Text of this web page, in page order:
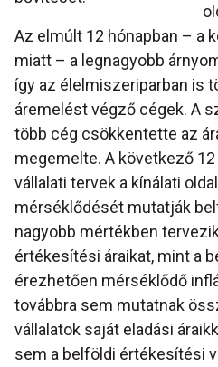
Az elmúlt 12 hónapban – a
miatt – a legnagyobb
így az élelmiszeriparban is
áremelést végző cégek. A
több cég csökkentette az
megemelte. A következő
vállalati tervek a kínálati
mérséklődését mutatják
nagyobb mértékben
értékesítési áraikat, mint a
érezhetően mérséklődő
továbbra sem mutatnak
vállalatok saját eladási
sem a belföldi értékesítési